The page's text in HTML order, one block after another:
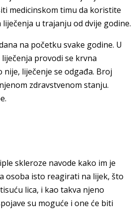
medicinskom timu da koristite
liječenja u trajanju od dvije godine.
na početku svake godine. U
provodi se krvna
liječenje se odgađa. Broj
zdravstvenom stanju.
skleroze navode kako im je
osoba isto reagirati na lijek, što
lica, i kao takva njeno
su moguće i one će biti